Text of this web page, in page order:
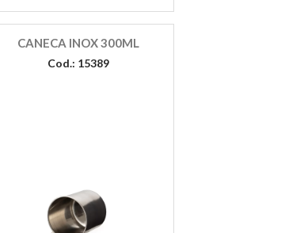
CANECA INOX 300ML
Cod.: 15389